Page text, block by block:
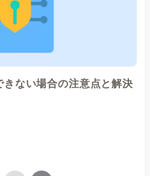
きない場合の注意点と解決